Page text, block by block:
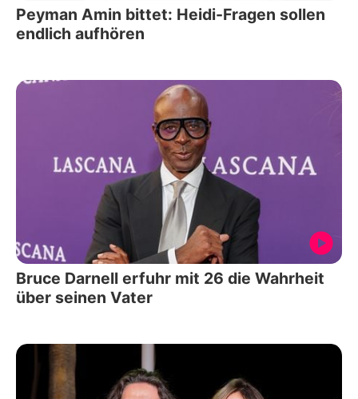
Peyman Amin bittet: Heidi-Fragen sollen
endlich aufhören
Bruce Darnell erfuhr mit 26 die Wahrheit
über seinen Vater